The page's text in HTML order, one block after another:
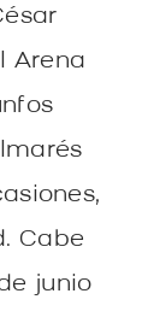
Arena
Cabe
junio